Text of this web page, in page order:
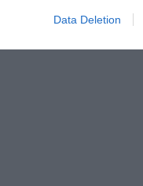
Data Deletion
Πρόγνωση για 7 μέρες